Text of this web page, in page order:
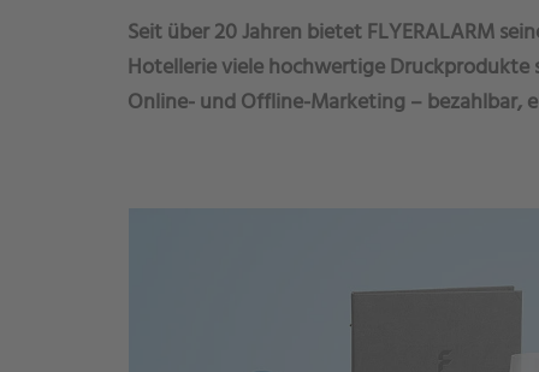
Seit über 20 Jahren bietet FLYERALARM
Hotellerie viele hochwertige Druckprodukte
Online- und Offline-Marketing – bezahlbar,